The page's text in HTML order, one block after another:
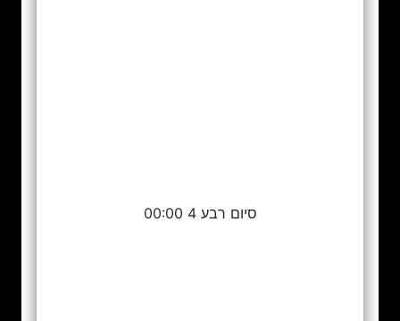
סיום רבע 4 00:00